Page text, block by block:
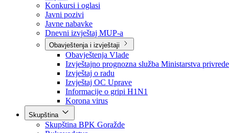
Sve vijesti
Izdvojeno
Najave
Konkursi i oglasi
Javni pozivi
Javne nabavke
Dnevni izvještaj MUP-a
Obavještenja i izvještaji
Obavještenja Vlade
Izvještajno prognozna služba Ministarstva privrede
Izvještaj o radu
Izvještaj OC Uprave
Informacije o gripi H1N1
Korona virus